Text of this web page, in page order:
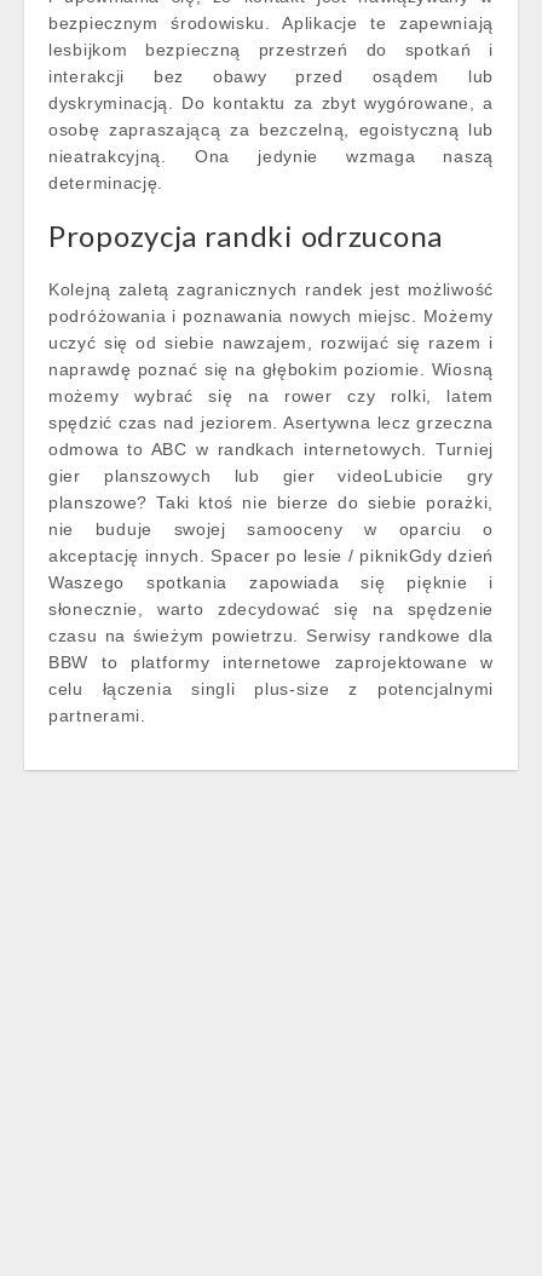
bezpiecznym środowisku. Aplikacje te zapewniają
lesbijkom bezpieczną przestrzeń do spotkań i
interakcji bez obawy przed osądem lub
dyskryminacją. Do kontaktu za zbyt wygórowane, a
osobę zapraszającą za bezczelną, egoistyczną lub
nieatrakcyjną. Ona jedynie wzmaga naszą
determinację.
Propozycja randki odrzucona
Kolejną zaletą zagranicznych randek jest możliwość
podróżowania i poznawania nowych miejsc. Możemy
uczyć się od siebie nawzajem, rozwijać się razem i
naprawdę poznać się na głębokim poziomie. Wiosną
możemy wybrać się na rower czy rolki, latem
spędzić czas nad jeziorem. Asertywna lecz grzeczna
odmowa to ABC w randkach internetowych. Turniej
gier planszowych lub gier videoLubicie gry
planszowe? Taki ktoś nie bierze do siebie porażki,
nie buduje swojej samooceny w oparciu o
akceptację innych. Spacer po lesie / piknikGdy dzień
Waszego spotkania zapowiada się pięknie i
słonecznie, warto zdecydować się na spędzenie
czasu na świeżym powietrzu. Serwisy randkowe dla
BBW to platformy internetowe zaprojektowane w
celu łączenia singli plus-size z potencjalnymi
partnerami.